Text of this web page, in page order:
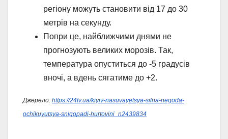
регіону можуть становити від 17 до 30
метрів на секунду.
Попри це, найближчими днями не
прогнозують великих морозів. Так,
температура опуститься до -5 градусів
вночі, а вдень сягатиме до +2.
Джерело: https://24tv.ua/kiyiv-nasuvayetsya-silna-negoda-
ochikuyutsya-snigopadi-hurtovini_n2439834